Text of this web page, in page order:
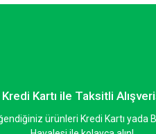
Kredi Kartı ile Taksitli
ürünleri Kredi Kartı yada